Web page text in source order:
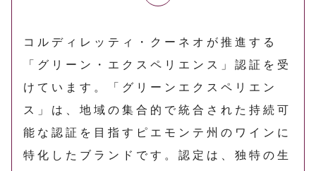
コルディレッティ・クーネオが推進する
「グリーン・エクスペリエンス」認証を受
けています。「グリーンエクスペリエン
ス」は、地域の集合的で統合された持続可
能な認証を目指すピエモンテ州のワインに
特化したブランドです。認定は、独特の生